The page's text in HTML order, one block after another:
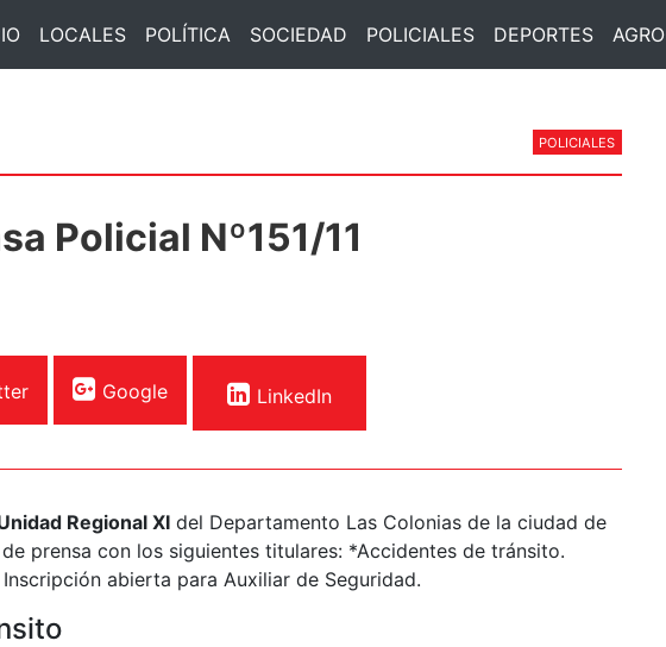
LOCALES POLÍTICA SOCIEDAD POLICIALES DEPORTES AGRO
POLICIALES
Policial Nº151/11
Google LinkedIn
Regional XI del Departamento Las Colonias de la ciudad de
prensa con los siguientes titulares: *Accidentes de tránsito.
abierta para Auxiliar de Seguridad.